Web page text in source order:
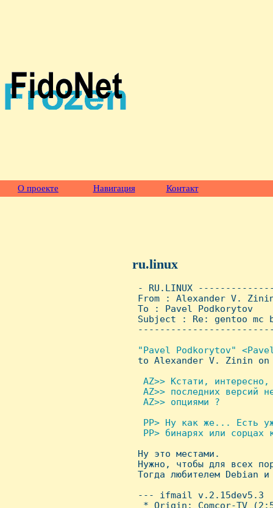
О проекте Навигация Контакт
ru.linux
- RU.LINUX
From : Alexander V.
To : Pavel Podkorytov
Subject : Re: gentoo mc
"Pavel Podkorytov"
to Alexander V. Zinin on
AZ>> Кстати,
AZ>> последних версий
  AZ>> опциями ?
PP> Hу как же... Есть
PP> бинарях или сорцах
Hу это местами.
Hужно, чтобы для всех
Тогда любителем Debian
--- ifmail v.2.15dev5.3
* Origin: Comcor-TV